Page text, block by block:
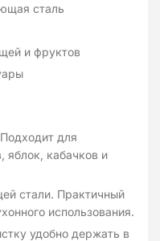
сталь
и фруктов
для
яблок, кабачков и
стали. Практичный
использования.
удобно держать в